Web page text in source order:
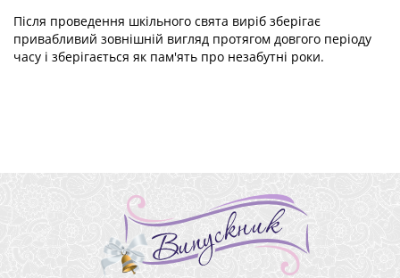
Після проведення шкільного свята виріб зберігає
привабливий зовнішній вигляд протягом довгого періоду
часу і зберігається як пам'ять про незабутні роки.